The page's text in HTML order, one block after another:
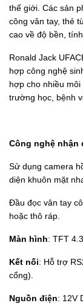
thế giới. Các sản
công vân tay, thẻ
cao về độ bền,
Ronald Jack
hợp công nghệ
hợp cho nhiều
trường học, bệnh
Công nghệ nhận
Sử dụng camera
diện khuôn mặt
Đầu đọc vân tay
hoặc thô ráp.
Màn hình: TFT
Kết nối: Hỗ trợ
cổng).
Nguồn điện: 12V